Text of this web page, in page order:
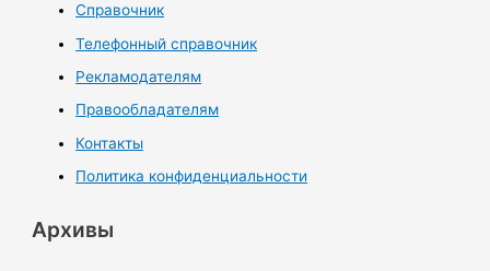
Справочник
Телефонный справочник
Рекламодателям
Правообладателям
Контакты
Политика конфиденциальности
Архивы